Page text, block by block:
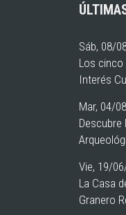
Sáb, 08/
Los cinco
Interés
Mar, 04/
Descubre
Vie, 19/
La Casa
Granero